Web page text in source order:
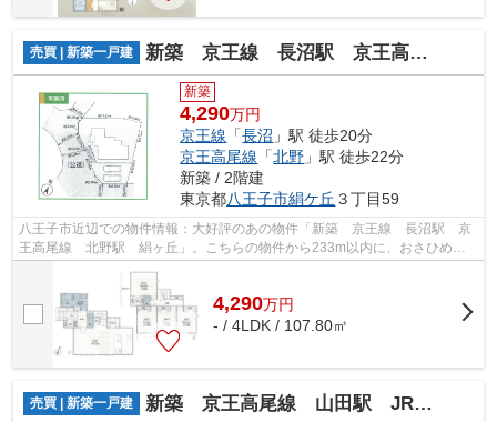
売買 | 新築一戸建 新築 京王線 長沼駅 京王高尾線 北野駅 絹ヶ丘
新築
4,290万円
京王線 「長沼 」駅 徒歩20分
京王高尾線 「北野 」駅 徒歩22分
新築 / 2階建
東京都八王子市絹ケ丘 ３丁目59
八王子市近辺での物件情報：大好評のあの物件「新築 京王線 長沼駅 京
王高尾線 北野駅 絹ヶ丘」。こちらの物件から233m以内に、おさひめ幼
4,290万円
- / 4LDK / 107.80㎡
売買 | 新築一戸建 新築 京王高尾線 山田駅 JR中央線 八王子駅 緑町